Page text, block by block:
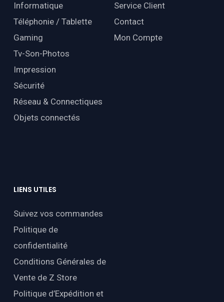
Informatique
Téléphonie / Tablette
Gaming
Tv-Son-Photos
Impression
Sécurité
Réseau & Connectiques
Objets connectés
Service Client
Contact
Mon Compte
LIENS UTILES
Suivez vos commandes
Politique de
confidentialité
Conditions Générales de
Vente de Z Store
Politique d’Expédition et